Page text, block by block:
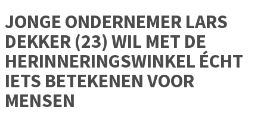
JONGE ONDERNEMER LARS
DEKKER (23) WIL MET DE
HERINNERINGSWINKEL ÉCHT
IETS BETEKENEN VOOR
MENSEN